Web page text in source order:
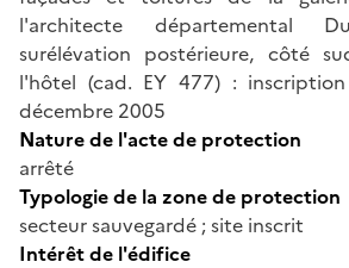
l'architecte départemental
surélévation postérieure, côté
l'hôtel (cad. EY 477) :
décembre 2005
Nature de l'acte de protection
arrêté
Typologie de la zone de protection
secteur sauvegardé ; site inscrit
Intérêt de l'édifice